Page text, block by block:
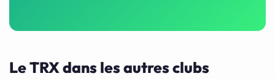
Le TRX dans les autres clubs